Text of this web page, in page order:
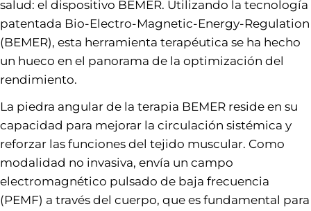
salud: el dispositivo BEMER. Utilizando la tecnología
patentada Bio-Electro-Magnetic-Energy-Regulation
(BEMER), esta herramienta terapéutica se ha hecho
un hueco en el panorama de la optimización del
rendimiento.
La piedra angular de la terapia BEMER reside en su
capacidad para mejorar la circulación sistémica y
reforzar las funciones del tejido muscular. Como
modalidad no invasiva, envía un campo
electromagnético pulsado de baja frecuencia
(PEMF) a través del cuerpo, que es fundamental para